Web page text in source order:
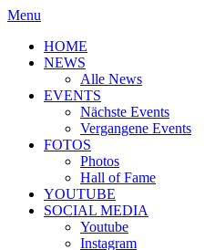
Menu
HOME
NEWS
Alle News
EVENTS
Nächste Events
Vergangene Events
FOTOS
Photos
Hall of Fame
YOUTUBE
SOCIAL MEDIA
Youtube
Instagram